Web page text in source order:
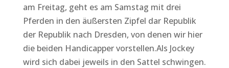
am Freitag, geht es am Samstag mit drei
Pferden in den äußersten Zipfel dar Republik
der Republik nach Dresden, von denen wir hier
die beiden Handicapper vorstellen.Als Jockey
wird sich dabei jeweils in den Sattel schwingen.